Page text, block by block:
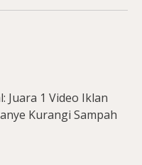
Juara 1 Video Iklan
Kurangi Sampah